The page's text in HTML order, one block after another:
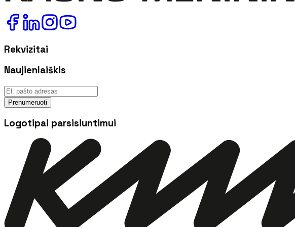
Rekvizitai
Naujienlaiškis
Prenumeruoti
Logotipai parsisiuntimui